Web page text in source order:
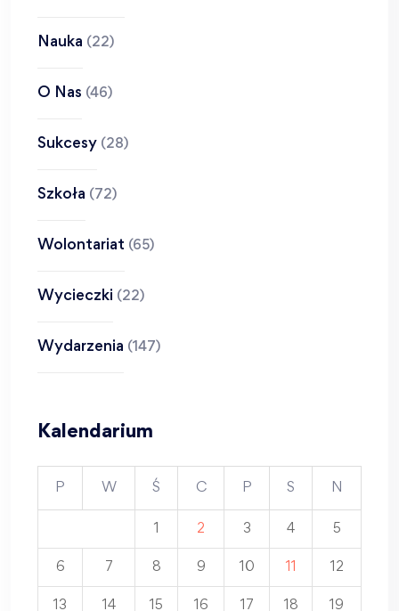
Nauka (22)
O Nas (46)
Sukcesy (28)
Szkoła (72)
Wolontariat (65)
Wycieczki (22)
Wydarzenia (147)
Kalendarium
P W Ś C P S N
2 3 4 5
6 7 8 9 10 12
13 14 15 16 17 18 19